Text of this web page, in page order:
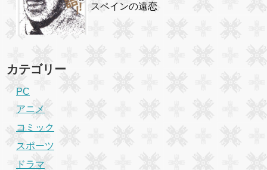
スペインの遠恋
カテゴリー
PC
アニメ
コミック
スポーツ
ドラマ